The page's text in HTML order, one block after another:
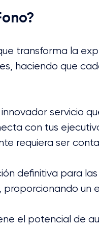
transforma la
haciendo que
innovador servicio
con tus
requiera ser
definitiva para
proporcionando un
el potencial de